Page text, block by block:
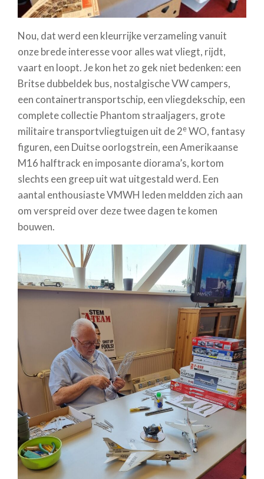
Nou, dat werd een kleurrijke verzameling vanuit
onze brede interesse voor alles wat vliegt, rijdt,
vaart en loopt. Je kon het zo gek niet bedenken: een
Britse dubbeldek bus, nostalgische VW campers,
een containertransportschip, een vliegdekschip, een
complete collectie Phantom straaljagers, grote
militaire transportvliegtuigen uit de 2eWO, fantasy
figuren, een Duitse oorlogstrein, een Amerikaanse
M16 halftrack en imposante diorama’s, kortom
slechts een greep uit wat uitgestald werd. Een
aantal enthousiaste VMWH leden meldden zich aan
om verspreid over deze twee dagen te komen
bouwen.